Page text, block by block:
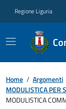
Regione Liguria
Home / Argomenti
MODULISTICA PER
MODULISTICA